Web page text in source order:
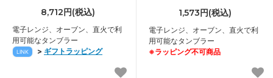
8,712円(税込)
電子レンジ、オーブン、直火で利
用可能なタンブラー
LINK > ギフトラッピング
1,573円(税込)
電子レンジ、オーブン、直火で利
用可能なタンブラー
※ラッピング不可商品